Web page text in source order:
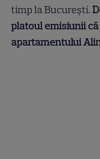
timp la București.
platoul emisiunii
apartamentului